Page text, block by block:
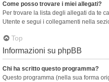
Come posso trovare i miei allegati?
Per trovare la lista degli allegati da te
Utente e segui i collegamenti nella
Top
Informazioni su phpBB
Chi ha scritto questo programma?
Questo programma (nella sua forma